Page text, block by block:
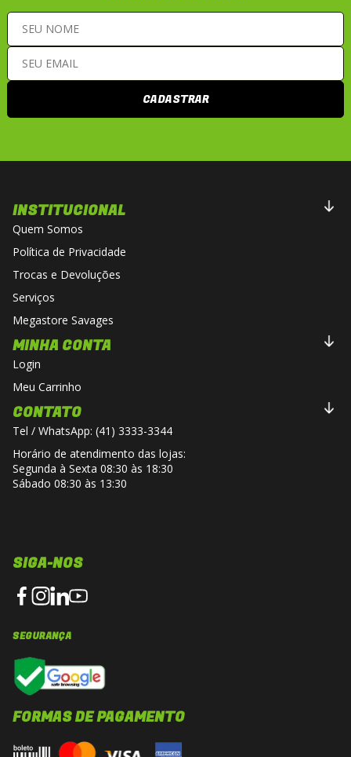
CADASTRAR
INSTITUCIONAL
Quem Somos
Política de Privacidade
Trocas e Devoluções
Serviços
Megastore Savages
MINHA CONTA
Login
Meu Carrinho
CONTATO
Tel / WhatsApp: (41) 3333-3344
Horário de atendimento das lojas:
Segunda à Sexta 08:30 às 18:30
Sábado 08:30 às 13:30
SIGA-NOS
SEGURANÇA
FORMAS DE PAGAMENTO